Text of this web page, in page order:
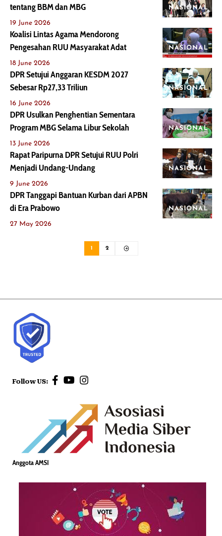
NASIONAL
tentang BBM dan MBG
19 June 2026
NASIONAL
Koalisi Lintas Agama Mendorong
Pengesahan RUU Masyarakat Adat
18 June 2026
NASIONAL
DPR Setujui Anggaran KESDM 2027
Sebesar Rp27,33 Triliun
16 June 2026
NASIONAL
DPR Usulkan Penghentian Sementara
Program MBG Selama Libur Sekolah
13 June 2026
NASIONAL
Rapat Paripurna DPR Setujui RUU Polri
Menjadi Undang-Undang
9 June 2026
NASIONAL
DPR Tanggapi Bantuan Kurban dari APBN
di Era Prabowo
27 May 2026
1 2
Follow US:
Anggota AMSI